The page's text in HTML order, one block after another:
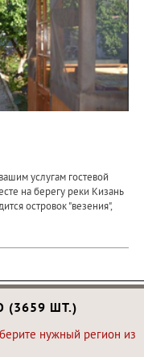
услугам гостевой
на берегу реки Кизань
островок "везения",
(3659 ШТ.)
нужный регион из